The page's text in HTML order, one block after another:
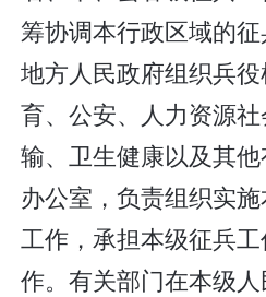
筹协调本行政区域的
地方人民政府组织兵
育、公安、人力资源
输、卫生健康以及其
办公室，负责组织实
工作，承担本级征兵
作。有关部门在本级